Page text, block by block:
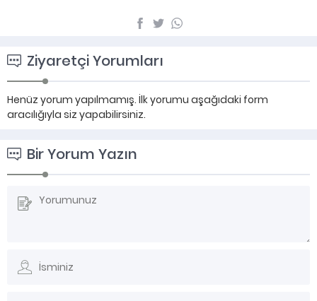
Ziyaretçi Yorumları
Henüz yorum yapılmamış. İlk yorumu aşağıdaki form
aracılığıyla siz yapabilirsiniz.
Bir Yorum Yazın